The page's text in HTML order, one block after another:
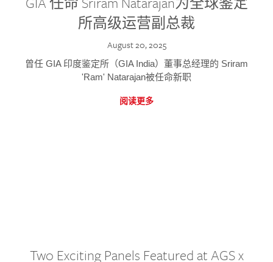
所高级运营副总裁
August 20, 2025
曾任 GIA 印度鉴定所（GIA India）董事总经理的 Sriram
'Ram' Natarajan被任命新职
阅读更多
Two Exciting Panels Featured at AGS x